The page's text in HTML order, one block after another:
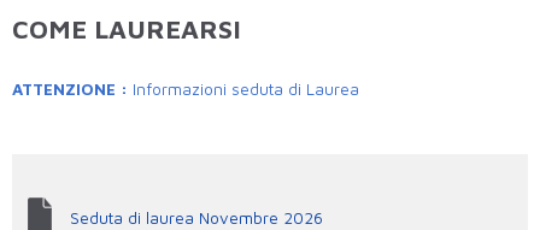
COME LAUREARSI
ATTENZIONE : Informazioni seduta di Laurea
Seduta di laurea Novembre 2026